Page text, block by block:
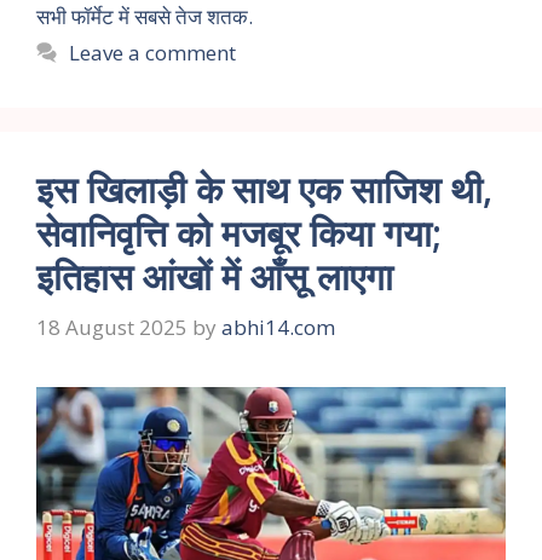
सभी फॉर्मेट में सबसे तेज शतक.
Leave a comment
इस खिलाड़ी के साथ एक साजिश थी,
सेवानिवृत्ति को मजबूर किया गया;
इतिहास आंखों में आँसू लाएगा
18 August 2025 by abhi14.com